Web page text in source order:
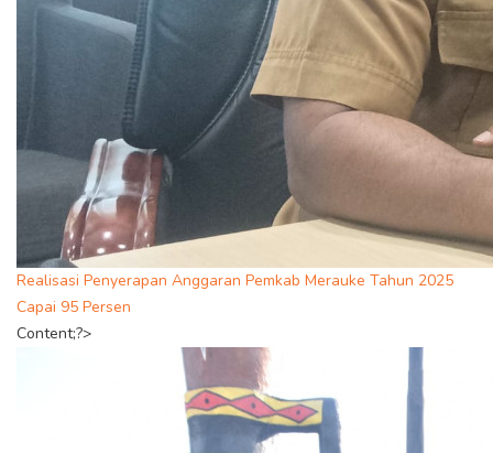
Realisasi Penyerapan Anggaran Pemkab Merauke Tahun 2025
Capai 95 Persen
Content;?>